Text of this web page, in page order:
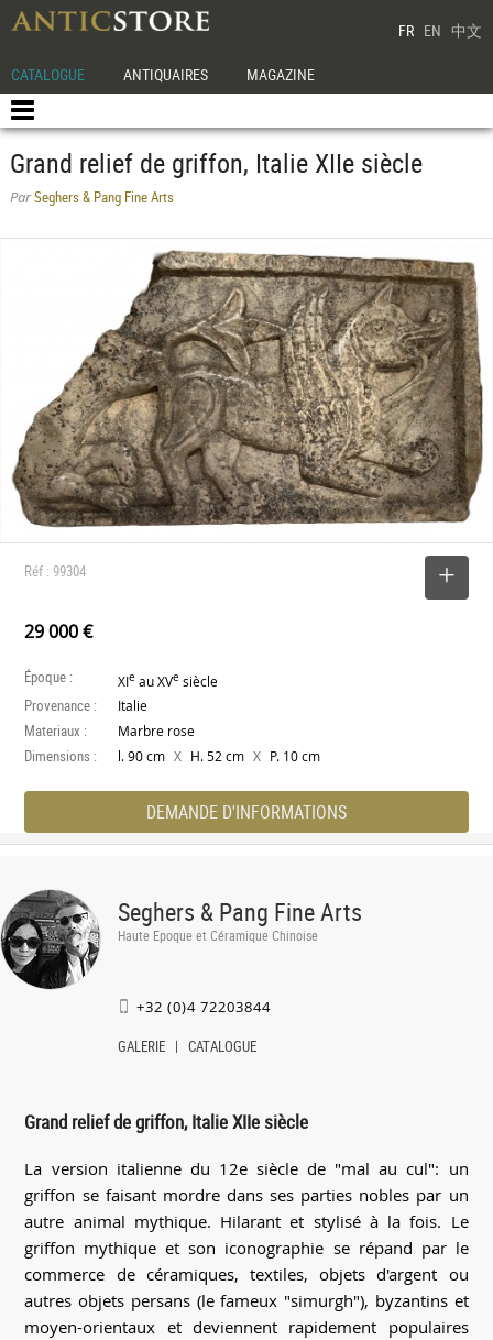
FR EN 中文
CATALOGUE ANTIQUAIRES MAGAZINE
Grand relief de griffon, Italie XIIe siècle
ParSeghers & Pang Fine Arts
Réf : 99304
29 000 €
Époque : XIe au XVe siècle
Provenance : Italie
Materiaux : Marbre rose
Dimensions : l. 90 cm X H. 52 cm X P. 10 cm
DEMANDE D'INFORMATIONS
Seghers & Pang Fine Arts
Haute Epoque et Céramique Chinoise
+32 (0)4 72203844
GALERIE CATALOGUE
Grand relief de griffon, Italie XIIe siècle
La version italienne du 12e siècle de "mal au cul": un
griffon se faisant mordre dans ses parties nobles par un
autre animal mythique. Hilarant et stylisé à la fois. Le
griffon mythique et son iconographie se répand par le
commerce de céramiques, textiles, objets d'argent ou
autres objets persans (le fameux "simurgh"), byzantins et
moyen-orientaux et deviennent rapidement populaires